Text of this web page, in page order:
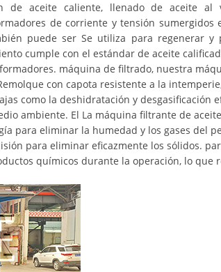
de aceite caliente, llenado de aceite al
de corriente y tensión sumergidos
puede ser Se utiliza para regenerar y
cumple con el estándar de aceite
máquina de filtrado, nuestra
con capota resistente a la
como la deshidratación y desgasificación
ambiente. El La máquina filtrante de
para eliminar la humedad y los gases del
para eliminar eficazmente los sólidos.
químicos durante la operación, lo que